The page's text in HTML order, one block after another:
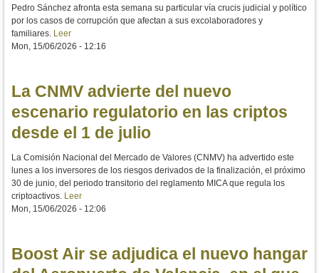
Pedro Sánchez afronta esta semana su particular vía crucis judicial y político
por los casos de corrupción que afectan a sus excolaboradores y
familiares. Leer
Mon, 15/06/2026 - 12:16
La CNMV advierte del nuevo
escenario regulatorio en las criptos
desde el 1 de julio
La Comisión Nacional del Mercado de Valores (CNMV) ha advertido este
lunes a los inversores de los riesgos derivados de la finalización, el próximo
30 de junio, del periodo transitorio del reglamento MICA que regula los
criptoactivos. Leer
Mon, 15/06/2026 - 12:06
Boost Air se adjudica el nuevo hangar